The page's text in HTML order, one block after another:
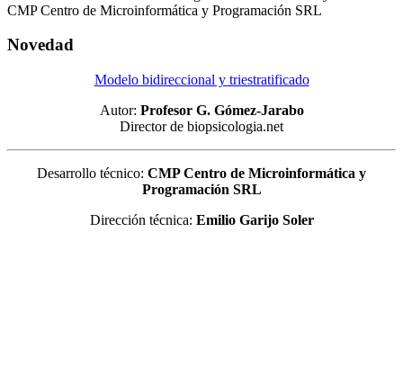
CMP Centro de Microinformática y Programación SRL
Novedad
Modelo bidireccional y triestratificado
Autor: Profesor G. Gómez-Jarabo
Director de biopsicologia.net
Desarrollo técnico: CMP Centro de Microinformática y
Programación SRL
Dirección técnica: Emilio Garijo Soler